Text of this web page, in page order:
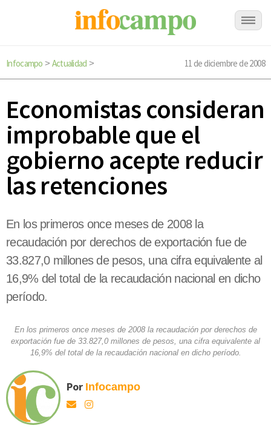
Infocampo > Actualidad > 11 de diciembre de 2008
Economistas consideran
improbable que el
gobierno acepte reducir
las retenciones
En los primeros once meses de 2008 la
recaudación por derechos de exportación fue de
33.827,0 millones de pesos, una cifra equivalente al
16,9% del total de la recaudación nacional en dicho
período.
En los primeros once meses de 2008 la recaudación por derechos de
exportación fue de 33.827,0 millones de pesos, una cifra equivalente al
16,9% del total de la recaudación nacional en dicho período.
Por Infocampo